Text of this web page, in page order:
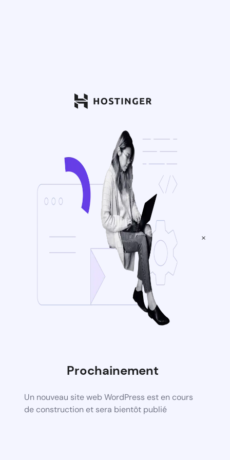
Prochainement
Un nouveau site web WordPress est en cours
de construction et sera bientôt publié
×